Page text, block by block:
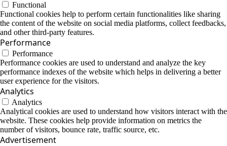
Functional
Functional cookies help to perform certain functionalities like sharing
the content of the website on social media platforms, collect feedbacks,
and other third-party features.
Performance
Performance
Performance cookies are used to understand and analyze the key
performance indexes of the website which helps in delivering a better
user experience for the visitors.
Analytics
Analytics
Analytical cookies are used to understand how visitors interact with the
website. These cookies help provide information on metrics the
number of visitors, bounce rate, traffic source, etc.
Advertisement